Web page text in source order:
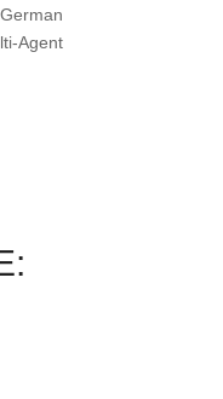
Agent